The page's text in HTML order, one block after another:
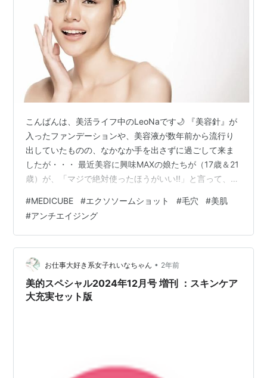
こんばんは、美活ライフ中のLeoNaです🌙 『美容針』が
入ったファンデーションや、美容液が数年前から流行り
出していたものの、なかなか手を出さずに過ごして来ま
したが・・・ 最近美容に興味MAXの娘たちが（17歳＆21
歳）が、「マジで絶対使ったほうがいい‼️」と言って、す
たちが、若い子に人気の最新美容コスメの情報を共有し
てくれるので、ますます楽しくなってきました♥️ 年齢的
に合わないものもありますが、私が使っても効果がある
ものも多いので、どんどん紹介させて頂きたいと思いま
す🙌🏻 最後まで、お付き合いよろしくお願いします😊 最
新コスメ大好き長…
#MEDICUBE #エクソソームショット #毛穴 #美肌
#アンチエイジング
お仕事大好き系女子れいなちゃん • 2年前
美的スペシャル2024年12月号 増刊 ：スキンケア
大充実セット版